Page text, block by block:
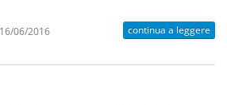
16/06/2016 continua a leggere